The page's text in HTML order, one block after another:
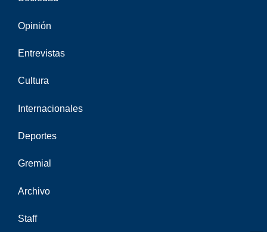
Opinión
Entrevistas
Cultura
Internacionales
Deportes
Gremial
Archivo
Staff